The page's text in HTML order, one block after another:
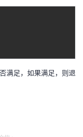
满足，如果满足，则退